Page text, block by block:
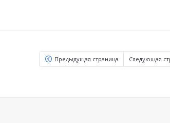
Предыдущая страница Следующая